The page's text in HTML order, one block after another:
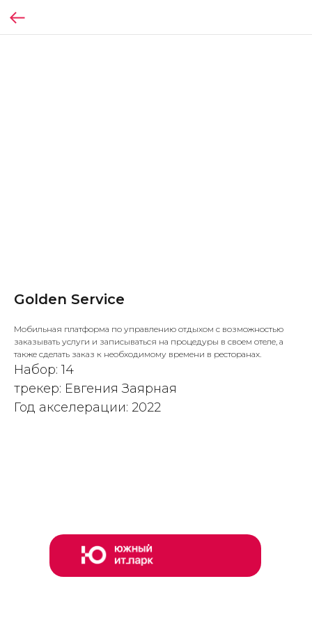
Golden Service
Мобильная платформа по управлению отдыхом с возможностью
заказывать услуги и записываться на процедуры в своем отеле, а
также сделать заказ к необходимому времени в ресторанах.
Набор: 14
трекер: Евгения Заярная
Год акселерации: 2022